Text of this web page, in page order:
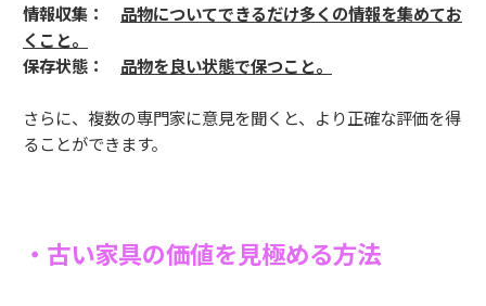
情報収集： 品物についてできるだけ多くの情報を集めてお
くこと。
保存状態： 品物を良い状態で保つこと。
さらに、複数の専門家に意見を聞くと、より正確な評価を得
ることができます。
・古い家具の価値を見極める方法